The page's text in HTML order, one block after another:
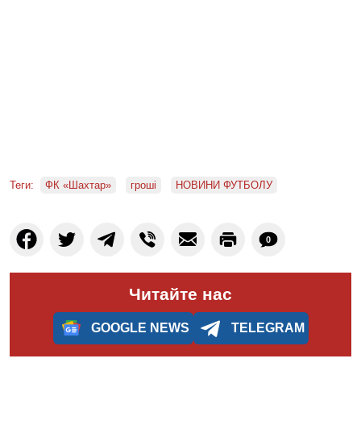
Теги: ФК «Шахтар» гроші НОВИНИ ФУТБОЛУ
0
Читайте нас
GOOGLE NEWS TELEGRAM